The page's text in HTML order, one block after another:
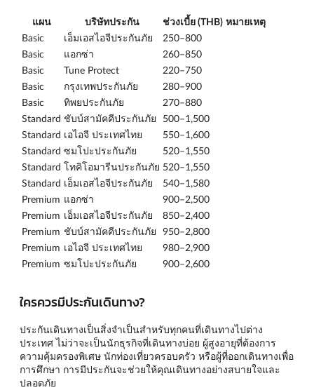
แผน บริษัทประกัน ช่วงเบี้ย (THB) หมายเหตุ
Basic
เอ็มเอสไอจีประกันภัย
250–800
Basic
แอกซ่า
260–850
Basic
Tune Protect
220–750
Basic
กรุงเทพประกันภัย
280–900
Basic
ทิพยประกันภัย
270–880
Standard ชับบ์สามัคคีประกันภัย
500–1,500
Standard เอไอจี ประเทศไทย
550–1,600
Standard ซมโปะประกันภัย
520–1,550
Standard โทคิโอมารีนประกันภัย 520–1,550
Standard เอ็มเอสไอจีประกันภัย
540–1,580
Premium แอกซ่า
900–2,500
Premium เอ็มเอสไอจีประกันภัย
850–2,400
Premium ชับบ์สามัคคีประกันภัย 950–2,800
Premium เอไอจี ประเทศไทย
980–2,900
Premium ซมโปะประกันภัย 900–2,600
ใครควรมีประกันเดินทาง?
ประกันเดินทางเป็นสิ่งจำเป็นสำหรับทุกคนที่เดินทางไปต่าง
ประเทศ ไม่ว่าจะเป็นนักธุรกิจที่เดินทางบ่อย ผู้สูงอายุที่ต้องการ
ความคุ้มครองพิเศษ นักท่องเที่ยวครอบครัว หรือผู้ที่ออกเดินทางเพื่อ
การศึกษา การมีประกันจะช่วยให้คุณเดินทางอย่างสบายใจและ
ปลอดภัย